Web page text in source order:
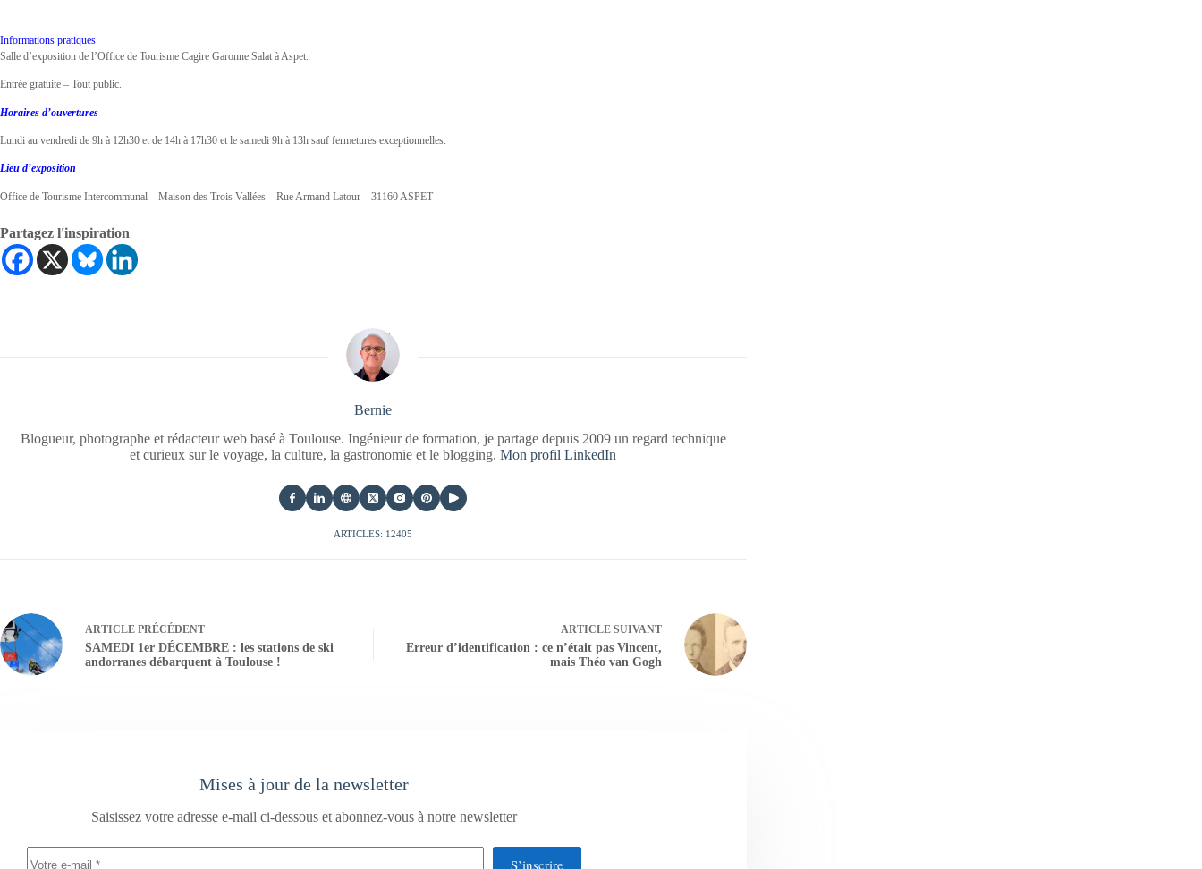
Informations pratiques
Salle d’exposition de l’Office de Tourisme Cagire Garonne Salat à Aspet.
Entrée gratuite – Tout public.
Horaires d’ouvertures
Lundi au vendredi de 9h à 12h30 et de 14h à 17h30 et le samedi 9h à 13h sauf fermetures exceptionnelles.
Lieu d’exposition
Office de Tourisme Intercommunal – Maison des Trois Vallées – Rue Armand Latour – 31160 ASPET
Partagez l'inspiration
Bernie
Blogueur, photographe et rédacteur web basé à Toulouse. Ingénieur de formation, je partage depuis 2009 un regard technique
et curieux sur le voyage, la culture, la gastronomie et le blogging.Mon profil LinkedIn
ARTICLES: 12405
ARTICLE PRÉCÉDENT
SAMEDI 1er DÉCEMBRE : les stations de ski
andorranes débarquent à Toulouse !
ARTICLESUIVANT
Erreur d’identification : ce n’était pas Vincent,
mais Théo van Gogh
Mises à jour de la newsletter
Saisissez votre adresse e-mail ci-dessous et abonnez-vous à notre newsletter
S’inscrire